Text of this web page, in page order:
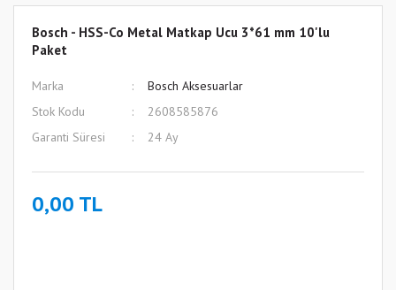
Bosch - HSS-Co Metal Matkap Ucu 3*61 mm 10'lu
Paket
Marka
Bosch Aksesuarlar
Stok Kodu
2608585876
Garanti Süresi
24 Ay
0,00 TL